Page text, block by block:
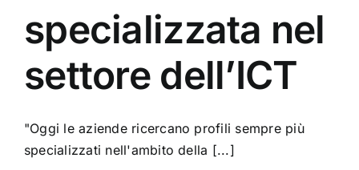
specializzata nel
settore dell’ICT
"Oggi le aziende ricercano profili sempre più
specializzati nell'ambito della [...]